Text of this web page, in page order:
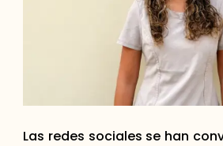
Las redes sociales se han